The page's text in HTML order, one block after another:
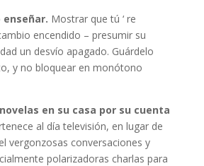
enseñar. Mostrar que tú ‘ re
encendido – presumir su
un desvío apagado. Guárdelo
y no bloquear en monótono
en su casa por su cuenta
al día televisión, en lugar de
vergonzosas conversaciones y
polarizadoras charlas para